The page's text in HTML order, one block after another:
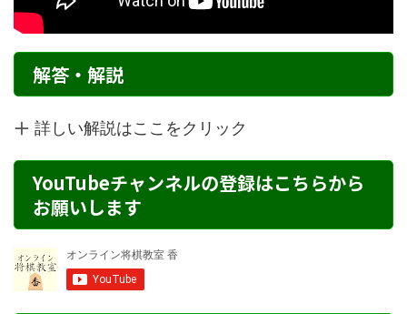
解答・解説
詳しい解説はここをクリック
YouTubeチャンネルの登録はこちらから
お願いします